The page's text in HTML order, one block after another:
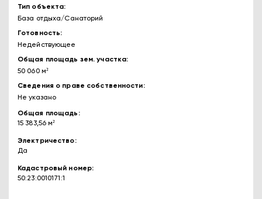
Тип объекта
База отдыха/Санаторий
Готовность
Недействующее
Общая площадь зем. участка
50 060 м²
Сведения о праве собственности
Не указано
Общая площадь
15 383,56 м²
Электричество
Да
Кадастровый номер
50:23:0010171:1